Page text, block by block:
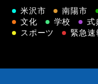
米沢市 南陽市
文化
学校 式
スポーツ
緊急速